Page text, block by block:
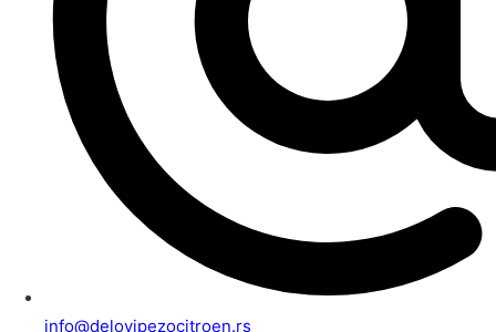
info@delovipezocitroen.rs